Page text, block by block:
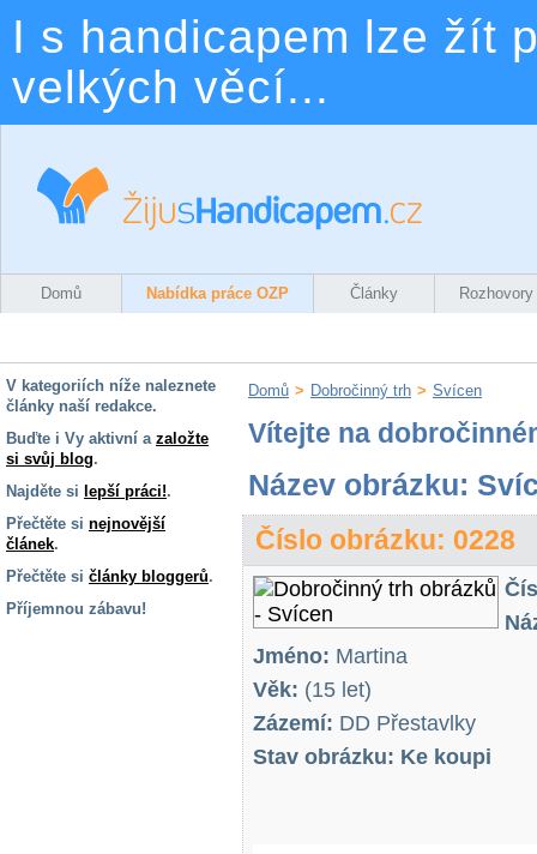
I s handicapem lze žít
velkých věcí...
Domů Nabídka práce OZP Články Rozhovory
V kategoriích níže naleznete
články naší redakce.
Buďte i Vy aktivní a založte
si svůj blog.
Najděte si lepší práci!.
Přečtěte si nejnovější
článek.
Přečtěte si články bloggerů.
Příjemnou zábavu!
Domů > Dobročinný trh > Svícen
Vítejte na
Název obrázku:
Číslo obrázku: 0228
Jméno: Martina
Věk: (15 let)
Zázemí: DD Přestavlky
Stav obrázku: Ke koupi